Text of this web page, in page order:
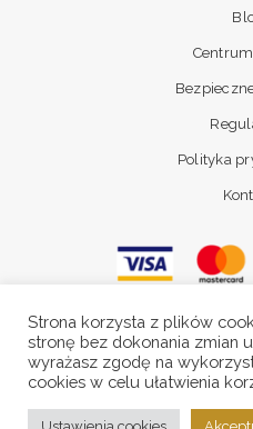
Polityka
© Luka-Pelli 2024.
Strona korzysta z plików
stronę bez dokonania zmian
wyrażasz zgodę na
cookies w celu ułatwienia